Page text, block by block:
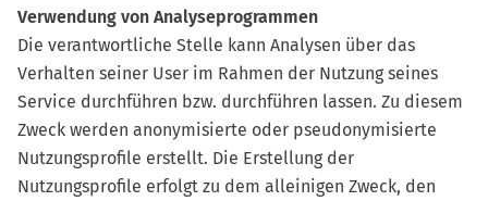
Verwendung von Analyseprogrammen
Die verantwortliche Stelle kann Analysen über das
Verhalten seiner User im Rahmen der Nutzung seines
Service durchführen bzw. durchführen lassen. Zu diesem
Zweck werden anonymisierte oder pseudonymisierte
Nutzungsprofile erstellt. Die Erstellung der
Nutzungsprofile erfolgt zu dem alleinigen Zweck, den